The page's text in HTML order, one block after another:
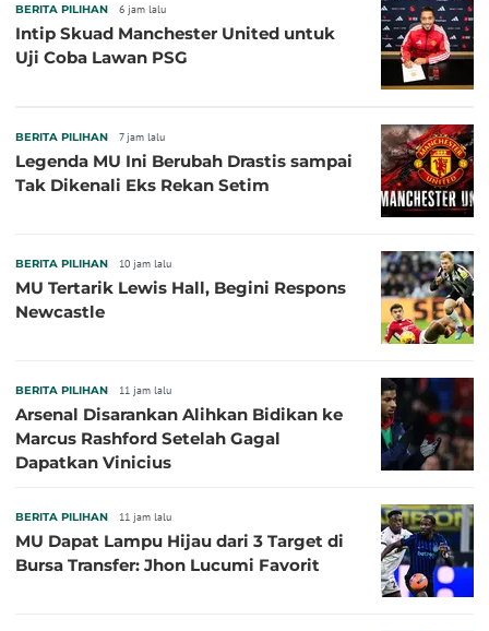
BERITA PILIHAN 6 jam lalu
Intip Skuad Manchester United untuk
Uji Coba Lawan PSG
BERITA PILIHAN 7 jam lalu
Legenda MU Ini Berubah Drastis sampai
Tak Dikenali Eks Rekan Setim
BERITA PILIHAN 10 jam lalu
MU Tertarik Lewis Hall, Begini Respons
Newcastle
BERITA PILIHAN 11 jam lalu
Arsenal Disarankan Alihkan Bidikan ke
Marcus Rashford Setelah Gagal
Dapatkan Vinicius
BERITA PILIHAN 11 jam lalu
MU Dapat Lampu Hijau dari 3 Target di
Bursa Transfer: Jhon Lucumi Favorit